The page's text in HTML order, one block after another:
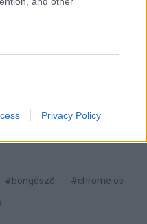
Privacy Policy
mozgást az új
#böngésző
#chrome os